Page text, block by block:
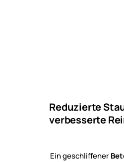
Reduzierte
verbesserte
Ein geschliffener